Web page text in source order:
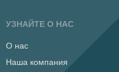
УЗНАЙТЕ О НАС
О нас
Наша компания